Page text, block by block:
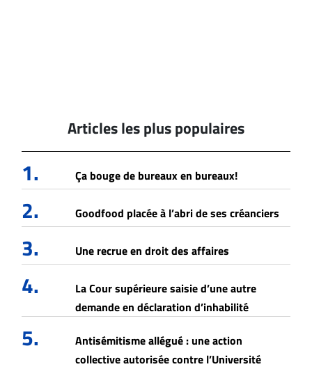
Articles les plus populaires
1. Ça bouge de bureaux en bureaux!
2. Goodfood placée à l’abri de ses créanciers
3. Une recrue en droit des affaires
4.
La Cour supérieure saisie d’une autre
demande en déclaration d’inhabilité
5.
Antisémitisme allégué : une action
collective autorisée contre l’Université